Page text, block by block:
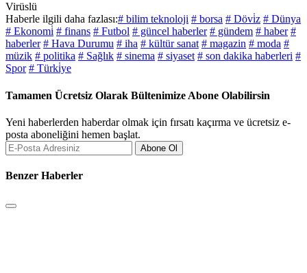
Virüslü
Haberle ilgili daha fazlası:# bilim teknoloji # borsa # Dövi̇z # Dünya
# Ekonomi̇ # finans # Futbol # güncel haberler # gündem # haber #
haberler # Hava Durumu # iha # kültür sanat # magazin # moda #
müzik # politika # Sağlık # sinema # siyaset # son dakika haberleri #
Spor # Türki̇ye
Tamamen Ücretsiz Olarak Bültenimize Abone Olabilirsin
Yeni haberlerden haberdar olmak için fırsatı kaçırma ve ücretsiz e-
posta aboneliğini hemen başlat.
Abone Ol
Benzer Haberler